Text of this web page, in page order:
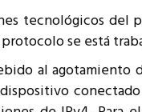
Representantes
Institucionales
Representantes
tecnológicos del
se está
al